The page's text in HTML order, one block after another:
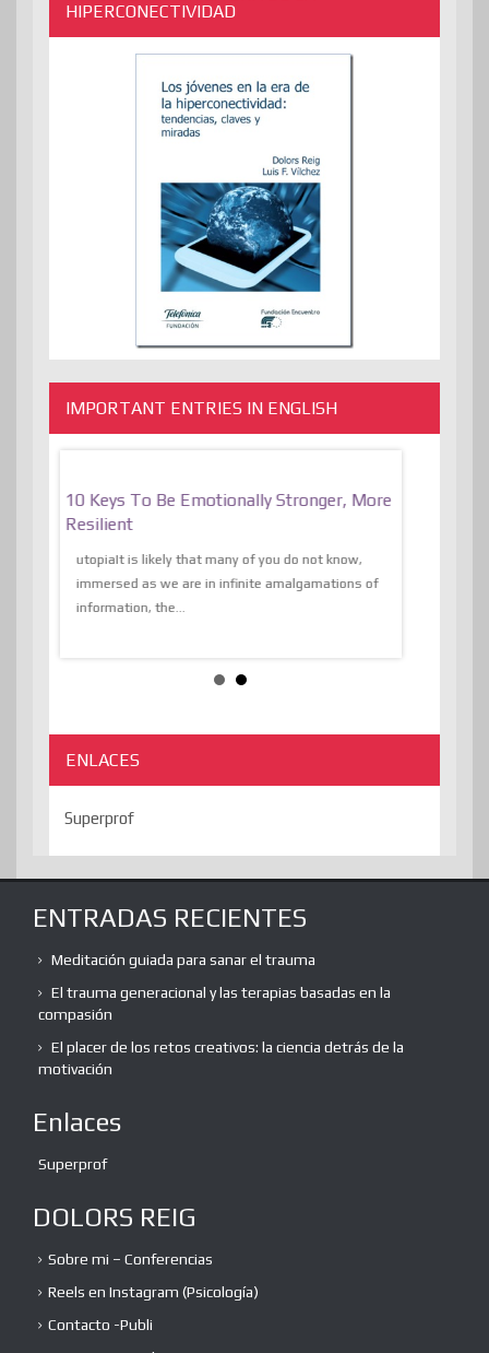
HIPERCONECTIVIDAD
IMPORTANT ENTRIES IN ENGLISH
10 Keys To Be Emotionally Stronger, More
Resilient
utopiaIt is likely that many of you do not know,
immersed as we are in infinite amalgamations of
information, the...
ENLACES
Superprof
ENTRADAS RECIENTES
Meditación guiada para sanar el trauma
El trauma generacional y las terapias basadas en la
compasión
El placer de los retos creativos: la ciencia detrás de la
motivación
Enlaces
Superprof
DOLORS REIG
Sobre mi – Conferencias
Reels en Instagram (Psicología)
Contacto -Publi